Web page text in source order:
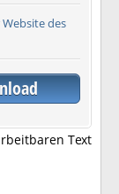
Website des
Text